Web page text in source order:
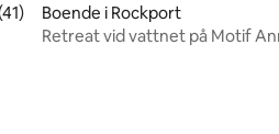
5 i genomsnittligt betyg, 41
Boende i Rockport
Retreat vid vattnet på Motif